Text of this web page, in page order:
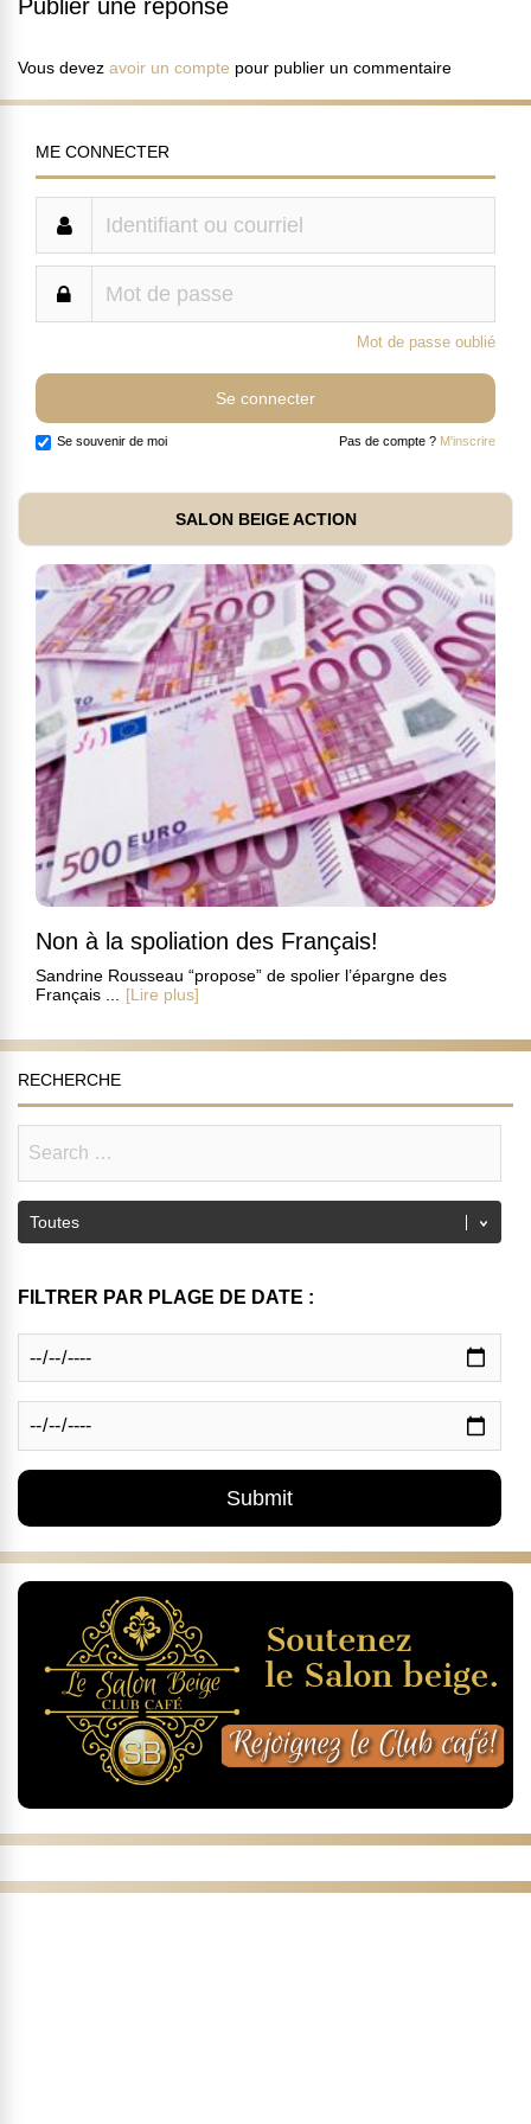
Publier une réponse
Vous devez avoir un compte pour publier un commentaire
ME CONNECTER
Mot de passe oublié
Se souvenir de moi Pas de compte ? M'inscrire
SALON BEIGE ACTION
Non à la spoliation des Français!
Sandrine Rousseau “propose” de spolier l’épargne des
Français ...
[Lire plus]
RECHERCHE
FILTRER PAR PLAGE DE DATE :